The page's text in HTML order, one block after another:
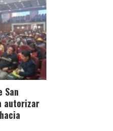
San
autorizar